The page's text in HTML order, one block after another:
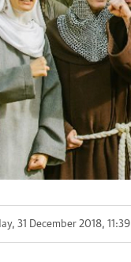
31 December 2018, 11:39